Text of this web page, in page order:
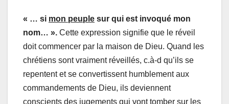
« … si mon peuple sur qui est invoqué mon
nom… ». Cette expression signifie que le réveil
doit commencer par la maison de Dieu. Quand les
chrétiens sont vraiment réveillés, c.à-d qu’ils se
repentent et se convertissent humblement aux
commandements de Dieu, ils deviennent
conscients des jugements qui vont tomber sur les